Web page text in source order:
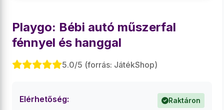
Playgo: Bébi autó műszerfal
fénnyel és hanggal
5.0/5 (forrás: JátékShop)
Elérhetőség: Raktáron